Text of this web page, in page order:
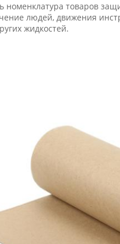
номенклатура товаров
людей, движения
жидкостей.